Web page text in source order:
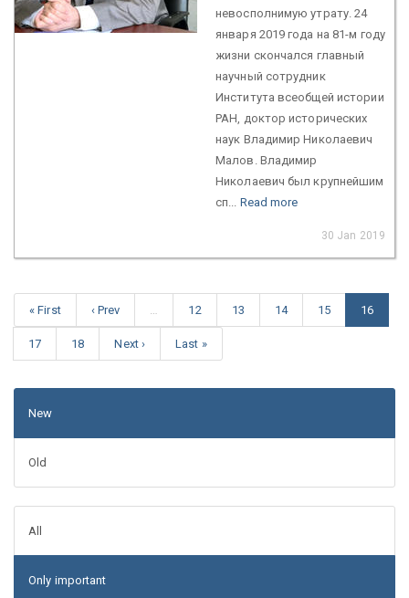
невосполнимую утрату. 24
января 2019 года на 81-м году
жизни скончался главный
научный сотрудник
Института всеобщей истории
РАН, доктор исторических
наук Владимир Николаевич
Малов. Владимир
Николаевич был крупнейшим
сп... Read more
30 Jan 2019
« First ‹ Prev 12 13 14 15 16
17 18 Next › Last »
New
Old
All
Only important